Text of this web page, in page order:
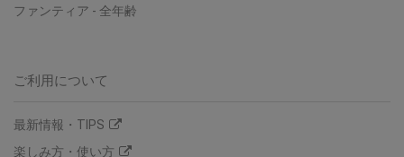
ファンティア - 全年齢
ご利用について
最新情報・TIPS
楽しみ方・使い方